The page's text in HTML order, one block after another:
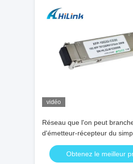
vidéo
Réseau que l'on peut
d'émetteur-récepteur du
XFP, émetteur-récepteur de
gigabits Obtenez le meilleur